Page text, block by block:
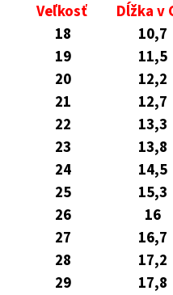
Veľkosť Dĺžka v
18
10,7
19
11,5
20
12,2
21
12,7
22
13,3
23
13,8
24
14,5
25
15,3
26
16
27
16,7
28
17,2
29
17,8